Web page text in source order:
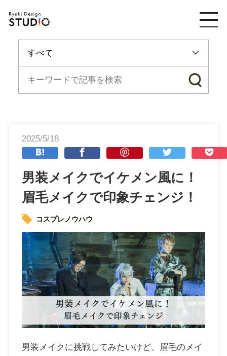
2025/5/18
男装メイクでイケメン風に！
眉毛メイクで印象チェンジ！
コスプレノウハウ
男装メイクに挑戦してみたいけど、眉毛のメイ